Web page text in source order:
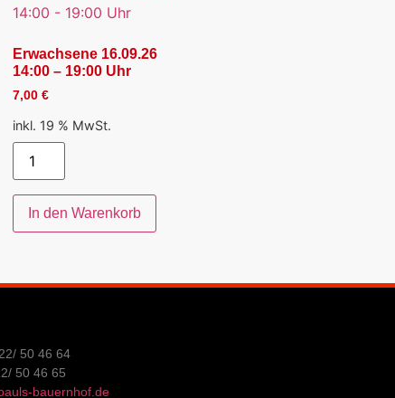
Erwachsene 16.09.26
14:00 – 19:00 Uhr
7,00 €
inkl. 19 % MwSt.
In den Warenkorb
50 46 64
50 46 65
bauernhof.de